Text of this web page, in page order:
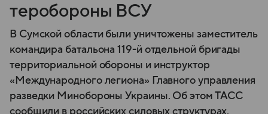
теробороны ВСУ
В Сумской области были уничтожены заместитель
командира батальона 119-й отдельной бригады
территориальной обороны и инструктор
«Международного легиона» Главного управления
разведки Минобороны Украины. Об этом ТАСС
сообщили в российских силовых структурах.